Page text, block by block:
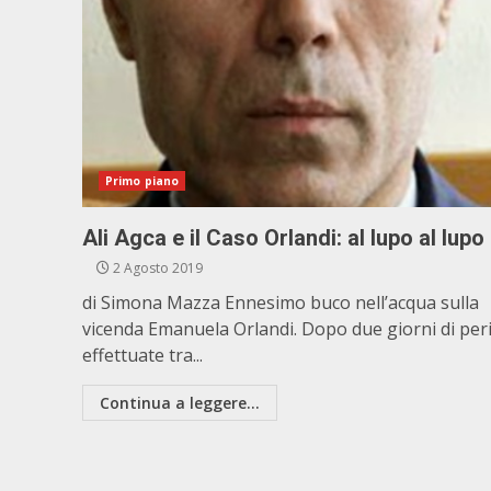
Primo piano
Ali Agca e il Caso Orlandi: al lupo al lupo
2 Agosto 2019
di Simona Mazza Ennesimo buco nell’acqua sulla
vicenda Emanuela Orlandi. Dopo due giorni di
effettuate tra...
Continua a leggere...